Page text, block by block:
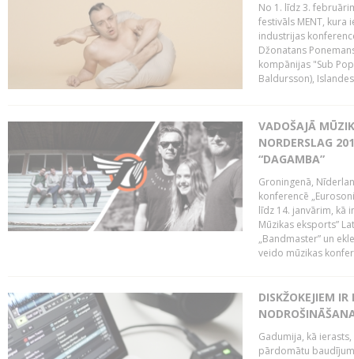
No 1. līdz 3.
festivāls MENT, kura
industrijas
Džonatans
kompānijas "Sub
Baldursson),
VADOŠAJĀ
NORDERSLAG
“DAGAMBA”
Groningenā,
konferencē
līdz 14. janvārim, kā
Mūzikas eksports”
„Bandmaster” un
veido mūzikas
DISKŽOKEJIEM
Gadumija, kā
pārdomātu